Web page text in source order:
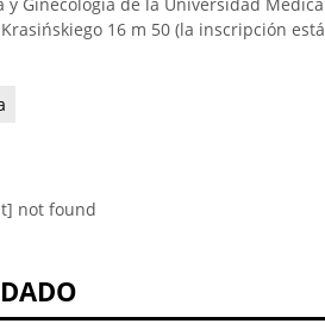
16 m 50 (la inscripción está
not found